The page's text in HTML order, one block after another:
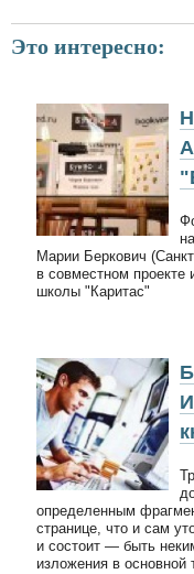
Это интересно:
Марии Беркович
в совместном проекте
школы "Каритас"
определенным
странице, что и сам
и состоит — быть
изложения в